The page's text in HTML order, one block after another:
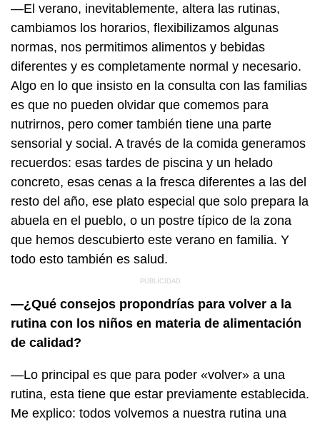
—El verano, inevitablemente, altera las rutinas,
cambiamos los horarios, flexibilizamos algunas
normas, nos permitimos alimentos y bebidas
diferentes y es completamente normal y necesario.
Algo en lo que insisto en la consulta con las familias
es que no pueden olvidar que comemos para
nutrirnos, pero comer también tiene una parte
sensorial y social. A través de la comida generamos
recuerdos: esas tardes de piscina y un helado
concreto, esas cenas a la fresca diferentes a las del
resto del año, ese plato especial que solo prepara la
abuela en el pueblo, o un postre típico de la zona
que hemos descubierto este verano en familia. Y
todo esto también es salud.
—¿Qué consejos propondrías para volver a la
rutina con los niños en materia de alimentación
de calidad?
—Lo principal es que para poder «volver» a una
rutina, esta tiene que estar previamente establecida.
Me explico: todos volvemos a nuestra rutina una